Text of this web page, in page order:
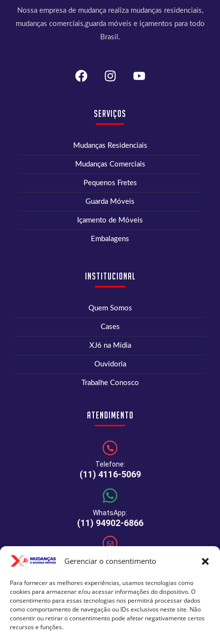
Gerenciar o consentimento
Para fornecer as melhores experiências, usamos tecnologias como
cookies para armazenar e/ou acessar informações do dispositivo. O
consentimento para essas tecnologias nos permitirá processar dados
como comportamento de navegação ou IDs exclusivos neste site. Não
consentir ou retirar o consentimento pode afetar negativamente certos
recursos e funções.
Nossa empresa de mudança realiza mudanças residenciais,
mudanças comerciais,guarda móveis e içamentos para todo
Brasil.
Serviços
Mudanças Residenciais
Mudanças Comerciais
Pequenos Fretes
Guarda Móveis
Içamento de Móveis
Embalagens
Institucional
Quem Somos
Cases
XJ6 na Mídia
Ouvidoria
Trabalhe Conosco
Atendimento
Telefone:
(11) 4116-5069
WhatsApp:
(11) 94902-6866
E-mail:
Rua Manuel de Macedo, 64 - São Paulo - SP - CEP: 04459-
290